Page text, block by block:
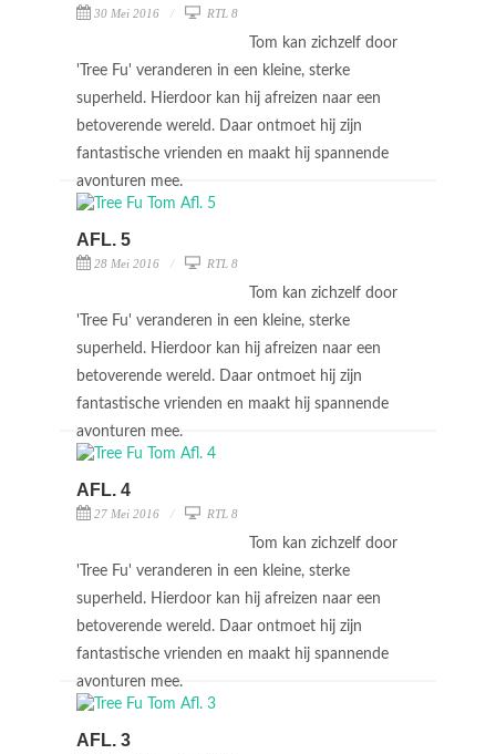
30 Mei 2016 RTL 8
Tom kan zichzelf door
'Tree Fu' veranderen in een kleine, sterke
superheld. Hierdoor kan hij afreizen naar een
betoverende wereld. Daar ontmoet hij zijn
fantastische vrienden en maakt hij spannende
avonturen mee.
AFL. 5
28 Mei 2016 RTL 8
Tom kan zichzelf door
'Tree Fu' veranderen in een kleine, sterke
superheld. Hierdoor kan hij afreizen naar een
betoverende wereld. Daar ontmoet hij zijn
fantastische vrienden en maakt hij spannende
avonturen mee.
AFL. 4
27 Mei 2016 RTL 8
Tom kan zichzelf door
'Tree Fu' veranderen in een kleine, sterke
superheld. Hierdoor kan hij afreizen naar een
betoverende wereld. Daar ontmoet hij zijn
fantastische vrienden en maakt hij spannende
avonturen mee.
AFL. 3